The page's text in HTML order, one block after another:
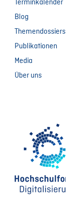
Terminkalender
Blog
Themendossiers
Publikationen
Media
Über uns